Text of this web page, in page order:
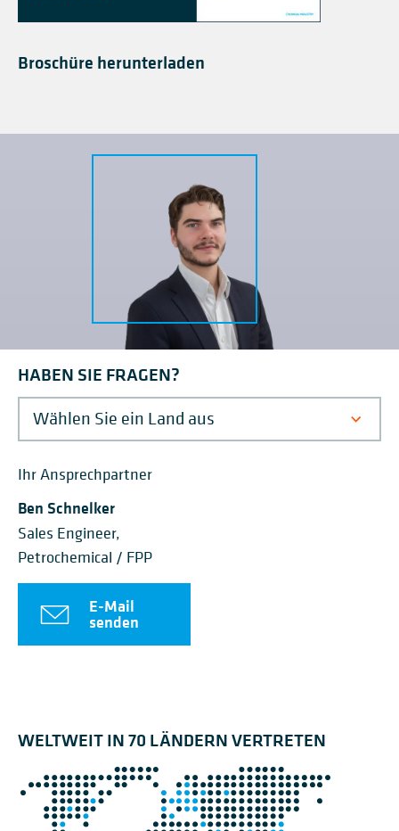
Broschüre herunterladen
HABEN SIE FRAGEN?
Ihr Ansprechpartner
Ben Schnelker
Sales Engineer,
Petrochemical / FPP
E-Mail
senden
WELTWEIT IN 70 LÄNDERN VERTRETEN